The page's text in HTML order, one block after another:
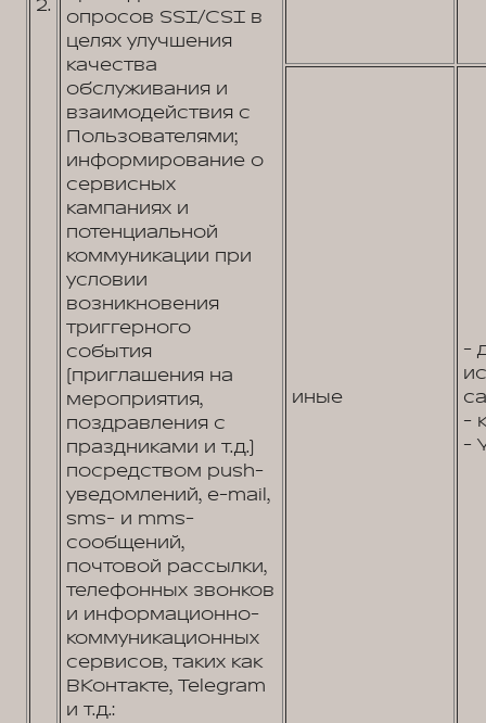
2.
опросов SSI/CSI в
целях улучшения
качества
обслуживания и
взаимодействия с
Пользователями;
информирование о
сервисных
кампаниях и
потенциальной
коммуникации при
условии
возникновения
триггерного
события
(приглашения на
мероприятия,
поздравления с
праздниками и т.д.)
посредством push-
уведомлений, e-mail,
sms- и mms-
сообщений,
почтовой рассылки,
телефонных звонков
и информационно-
коммуникационных
сервисов, таких как
ВКонтакте, Telegram
и т.д.:
иные
-
-
-